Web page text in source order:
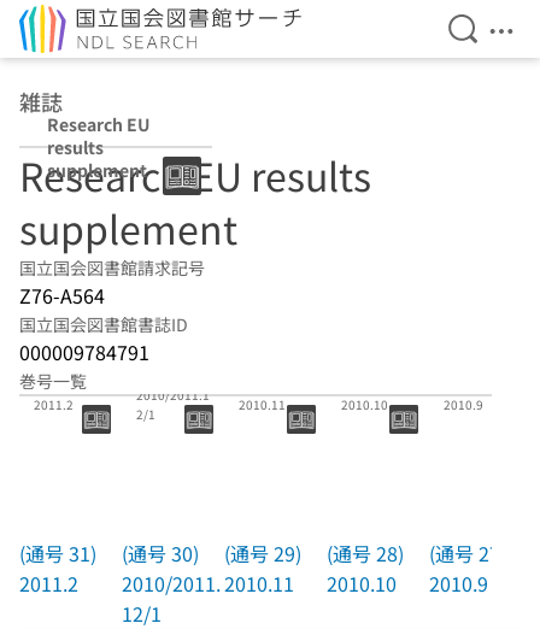
検索を
メ
雑誌
Research EU
results
supplement
Research EU results
supplement
国立国会図書館請求記号
Z76-A564
国立国会図書館書誌ID
000009784791
巻号一覧
(通号 31)
2011.2
(通号 31)
2011.2
2010/2011.1
2/1
(通号 30)
2010/2011.
12/1
2010.11
(通号 29)
2010.11
2010.10
(通号 28)
2010.10
2010.9
(通号 27)
2010.9